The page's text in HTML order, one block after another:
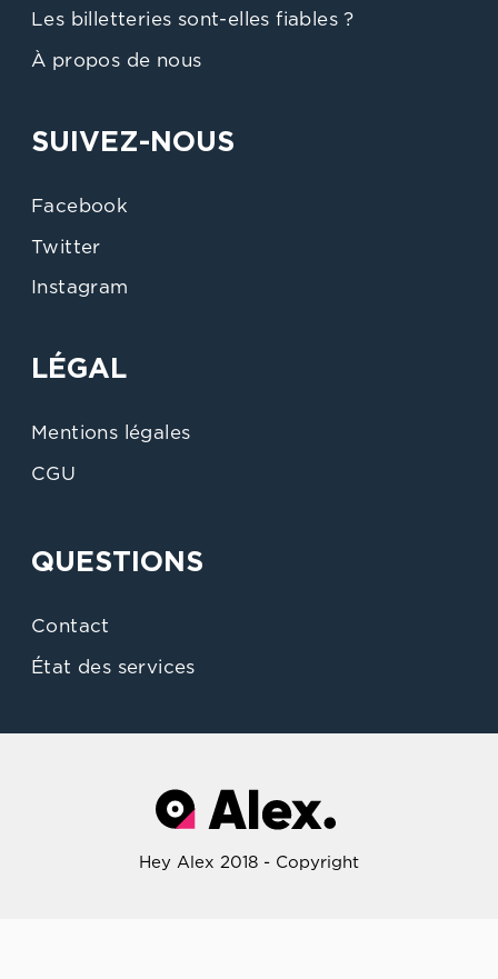
Les billetteries sont-elles fiables ?
À propos de nous
SUIVEZ-NOUS
Facebook
Twitter
Instagram
LÉGAL
Mentions légales
CGU
QUESTIONS
Contact
État des services
Hey Alex 2018 - Copyright